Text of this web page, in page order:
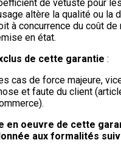
de vétusté pour
altère la qualité ou la
à concurrence du coût de
en état.
de cette garantie :
cas de force majeure,
et faute du client
en oeuvre de cette
aux formalités